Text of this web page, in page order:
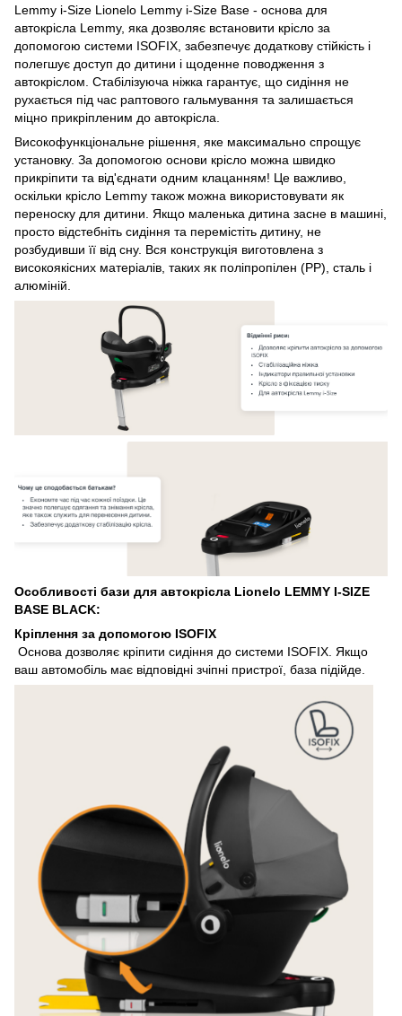
Lemmy i-Size Lionelo Lemmy i-Size Base - основа для
автокрісла Lemmy, яка дозволяє встановити крісло за
допомогою системи ISOFIX, забезпечує додаткову стійкість і
полегшує доступ до дитини і щоденне поводження з
автокріслом. Стабілізуюча ніжка гарантує, що сидіння не
рухається під час раптового гальмування та залишається
міцно прикріпленим до автокрісла.
Високофункціональне рішення, яке максимально спрощує
установку. За допомогою основи крісло можна швидко
прикріпити та від'єднати одним клацанням! Це важливо,
оскільки крісло Lemmy також можна використовувати як
переноску для дитини. Якщо маленька дитина засне в машині,
просто відстебніть сидіння та перемістіть дитину, не
розбудивши її від сну. Вся конструкція виготовлена ​​з
високоякісних матеріалів, таких як поліпропілен (PP), сталь і
алюміній.
Особливості бази для автокрісла Lionelo LEMMY I-SIZE
BASE BLACK:
Кріплення за допомогою ISOFIX
Основа дозволяє кріпити сидіння до системи ISOFIX. Якщо
ваш автомобіль має відповідні зчіпні пристрої, база підійде.